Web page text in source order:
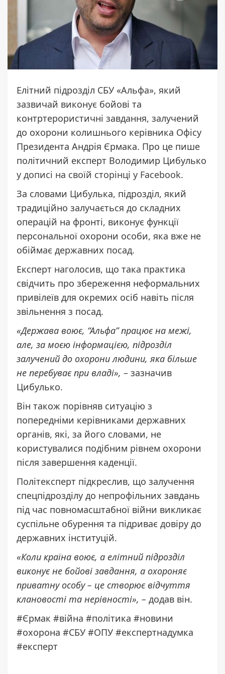
Елітний підрозділ СБУ «Альфа», який
зазвичай виконує бойові та
контртерористичні завдання, залучений
до охорони колишнього керівника Офісу
Президента Андрія Єрмака. Про це пише
політичний експерт Володимир Цибулько
у дописі на своїй сторінці у Facebook.
За словами Цибулька, підрозділ, який
традиційно залучається до складних
операцій на фронті, виконує функції
персональної охорони особи, яка вже не
обіймає державних посад.
Експерт наголосив, що така практика
свідчить про збереження неформальних
привілеїв для окремих осіб навіть після
звільнення з посад.
«Держава воює, “Альфа” працює на межі,
але, за моєю інформацією, підрозділ
залучений до охорони людини, яка більше
не перебуває при владі», – зазначив
Цибулько.
Він також порівняв ситуацію з
попередніми керівниками державних
органів, які, за його словами, не
користувалися подібним рівнем охорони
після завершення каденції.
Політексперт підкреслив, що залучення
спецпідрозділу до непрофільних завдань
під час повномасштабної війни викликає
суспільне обурення та підриває довіру до
державних інституцій.
«Коли країна воює, а елітний підрозділ
виконує не бойові завдання, а охороняє
приватну особу – це створює відчуття
клановості та нерівності», – додав він.
#Єрмак #війна #політика #новини
#охорона #СБУ #ОПУ #експертнадумка
#експерт